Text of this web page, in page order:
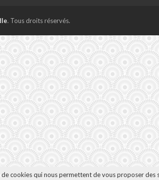
. Tous droits réservés.
cookies qui nous permettent de vous proposer des